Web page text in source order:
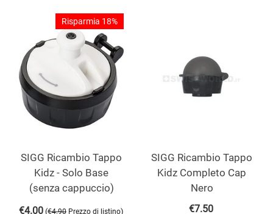
Risparmia 18%
SIGG Ricambio Tappo
Kidz - Solo Base
(senza cappuccio)
€4.00 (€4.90 Prezzo di listino)
SIGG Ricambio Tappo
Kidz Completo Cap
Nero
€7.50